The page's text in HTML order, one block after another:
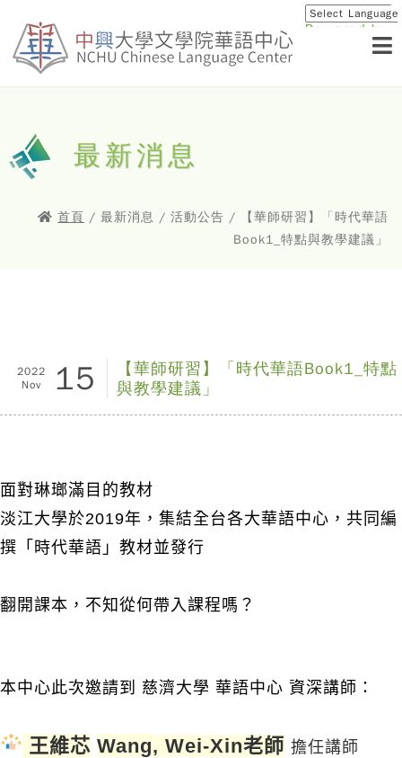
Powered by
最新消息
首頁 / 最新消息 / 活動公告 / 【華師研習】「時代華語
Book1_特點與教學建議」
2022
Nov
15
【華師研習】「時代華語Book1_特點
與教學建議」
面對琳瑯滿目的教材
淡江大學於2019年，集結全台各大華語中心，共同編
撰「時代華語」教材並發行
翻開課本，不知從何帶入課程嗎？
本中心此次邀請到 慈濟大學 華語中心 資深講師 ：
王維芯 Wang, Wei-Xin老師 擔任講師